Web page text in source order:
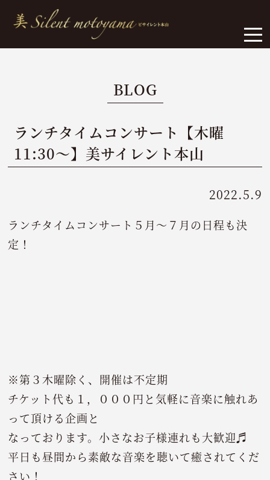
BLOG
ランチタイムコンサート【木曜
11:30～】美サイレント本山
2022.5.9
ランチタイムコンサート５月～７月の日程も決
定！
※第３木曜除く、開催は不定期
チケット代も１，０００円と気軽に音楽に触れあ
って頂ける企画と
なっております。小さなお子様連れも大歓迎♬
平日も昼間から素敵な音楽を聴いて癒されてくだ
さい！